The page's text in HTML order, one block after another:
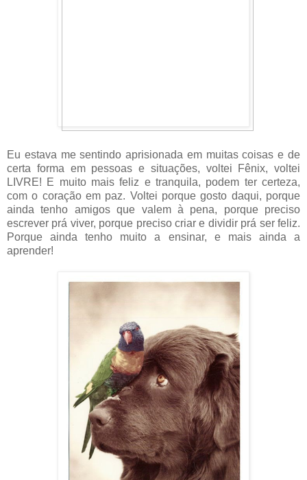
Eu estava me sentindo aprisionada em muitas coisas e de
certa forma em pessoas e situações, voltei Fênix, voltei
LIVRE! E muito mais feliz e tranquila, podem ter certeza,
com o coração em paz. Voltei porque gosto daqui, porque
ainda tenho amigos que valem à pena, porque preciso
escrever prá viver, porque preciso criar e dividir prá ser feliz.
Porque ainda tenho muito a ensinar, e mais ainda a
aprender!